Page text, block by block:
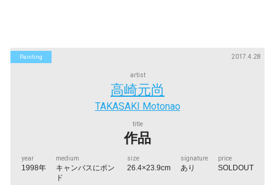
Painting 2017.4.28
artist
高崎元尚
TAKASAKI Motonao
title
作品
year
1998年
medium
キャンバスにボン
ド
size
26.4×23.9cm
signature
あり
price
SOLDOUT